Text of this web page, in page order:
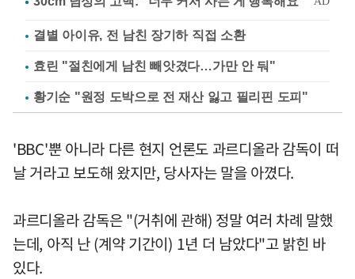
결별 아이유, 전 남친 장기하 직접 소환
효린 "절친에게 남친 빼앗겼다…가만 안 둬"
황기순 "원정 도박으로 전 재산 잃고 필리핀 도피"
'BBC'뿐 아니라 다른 현지 언론도 과르디올라 감독이 떠
날 거라고 보도해 왔지만, 당사자는 말을 아꼈다.
과르디올라 감독은 "(거취에 관해) 정말 여러 차례 말했
는데, 아직 난 (계약 기간이) 1년 더 남았다"고 밝힌 바
있다.